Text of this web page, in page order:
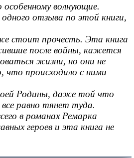
особенному волнующие.
отзыва по этой книги,
стоит прочесть. Эта книга
после войны, кажется
жизни, но они не
что происходило с ними
Родины, даже той что
все равно тянет туда.
в романах Ремарка
героев и эта книга не